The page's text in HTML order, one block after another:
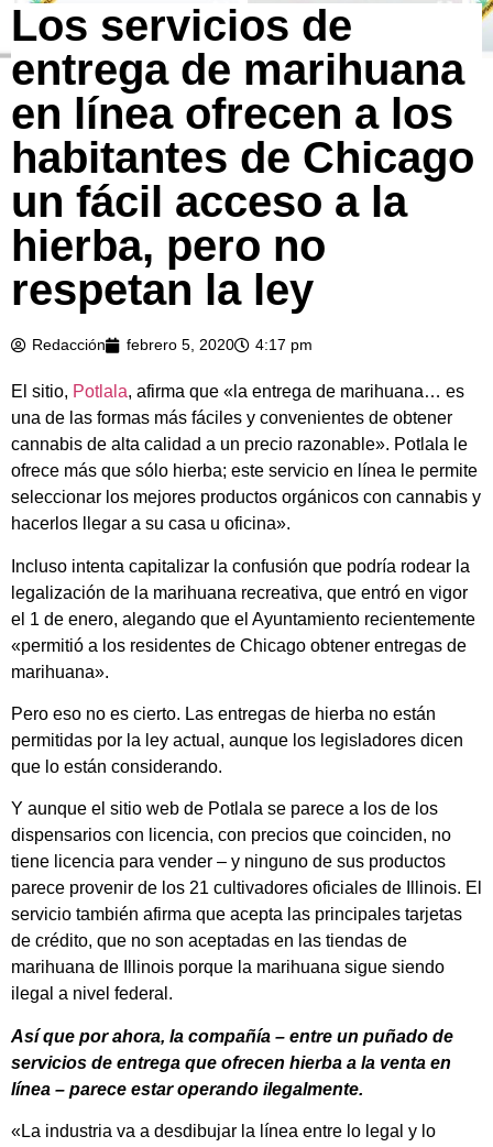
Los servicios de
entrega de marihuana
en línea ofrecen a los
habitantes de Chicago
un fácil acceso a la
hierba, pero no
respetan la ley
Redacción febrero 5, 2020 4:17 pm
El sitio, Potlala, afirma que «la entrega de marihuana… es
una de las formas más fáciles y convenientes de obtener
cannabis de alta calidad a un precio razonable». Potlala le
ofrece más que sólo hierba; este servicio en línea le permite
seleccionar los mejores productos orgánicos con cannabis y
hacerlos llegar a su casa u oficina».
Incluso intenta capitalizar la confusión que podría rodear la
legalización de la marihuana recreativa, que entró en vigor
el 1 de enero, alegando que el Ayuntamiento recientemente
«permitió a los residentes de Chicago obtener entregas de
marihuana».
Pero eso no es cierto. Las entregas de hierba no están
permitidas por la ley actual, aunque los legisladores dicen
que lo están considerando.
Y aunque el sitio web de Potlala se parece a los de los
dispensarios con licencia, con precios que coinciden, no
tiene licencia para vender – y ninguno de sus productos
parece provenir de los 21 cultivadores oficiales de Illinois. El
servicio también afirma que acepta las principales tarjetas
de crédito, que no son aceptadas en las tiendas de
marihuana de Illinois porque la marihuana sigue siendo
ilegal a nivel federal.
Así que por ahora, la compañía – entre un puñado de
servicios de entrega que ofrecen hierba a la venta en
línea – parece estar operando ilegalmente.
«La industria va a desdibujar la línea entre lo legal y lo